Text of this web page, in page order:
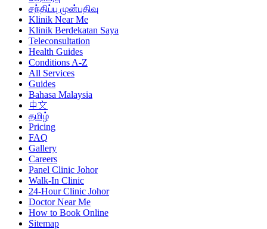
சந்திப்பு முன்பதிவு
Klinik Near Me
Klinik Berdekatan Saya
Teleconsultation
Health Guides
Conditions A-Z
All Services
Guides
Bahasa Malaysia
中文
தமிழ்
Pricing
FAQ
Gallery
Careers
Panel Clinic Johor
Walk-In Clinic
24-Hour Clinic Johor
Doctor Near Me
How to Book Online
Sitemap